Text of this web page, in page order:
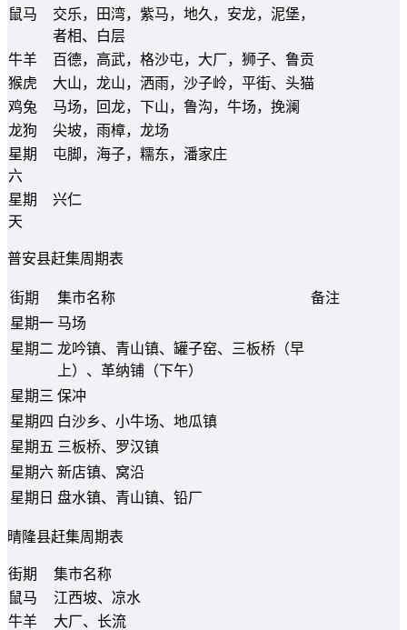
鼠马
交乐，田湾，紫马，地久，安龙，泥堡，
者相、白层
牛羊
百德，高武，格沙屯，大厂，狮子、鲁贡
猴虎
大山，龙山，洒雨，沙子岭，平街、头猫
鸡兔
马场，回龙，下山，鲁沟，牛场，挽澜
龙狗
尖坡，雨樟，龙场
星期
六
屯脚，海子，糯东，潘家庄
星期
天
兴仁
普安县赶集周期表
街期 集市名称
备注
星期一 马场
星期二 龙吟镇、青山镇、罐子窑、三板桥（早
上）、革纳铺（下午）
星期三 保冲
星期四 白沙乡、小牛场、地瓜镇
星期五 三板桥、罗汉镇
星期六 新店镇、窝沿
星期日 盘水镇、青山镇、铅厂
晴隆县赶集周期表
街期
集市名称
鼠马
江西坡、凉水
牛羊
大厂、长流